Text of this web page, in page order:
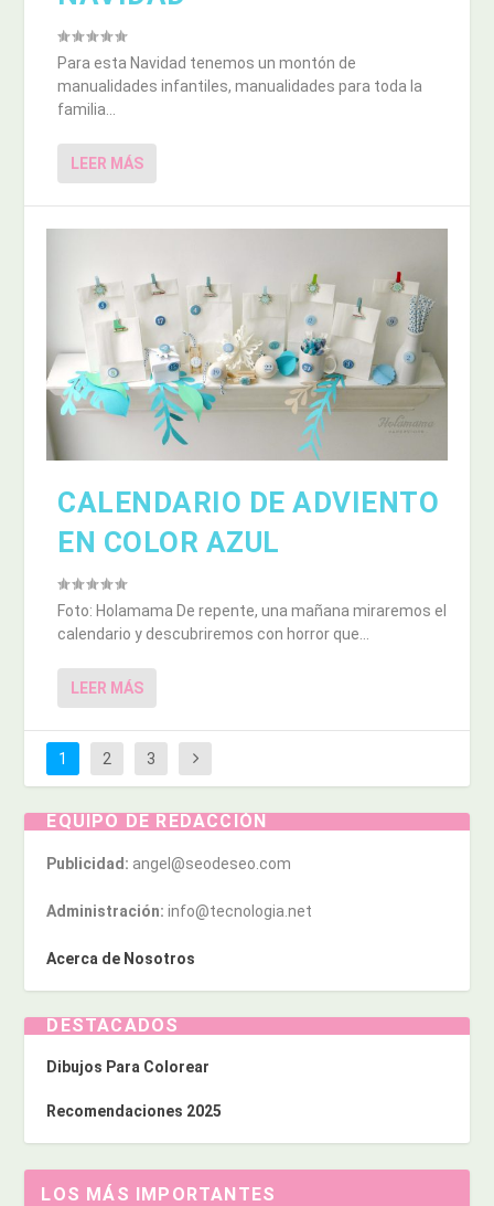
Para esta Navidad tenemos un montón de
manualidades infantiles, manualidades para toda la
familia...
LEER MÁS
CALENDARIO DE ADVIENTO
EN COLOR AZUL
Foto: Holamama De repente, una mañana miraremos el
calendario y descubriremos con horror que...
LEER MÁS
1 2 3
EQUIPO DE REDACCIÓN
Publicidad: angel@seodeseo.com
Administración: info@tecnologia.net
Acerca de Nosotros
DESTACADOS
Dibujos Para Colorear
Recomendaciones 2025
LOS MÁS IMPORTANTES